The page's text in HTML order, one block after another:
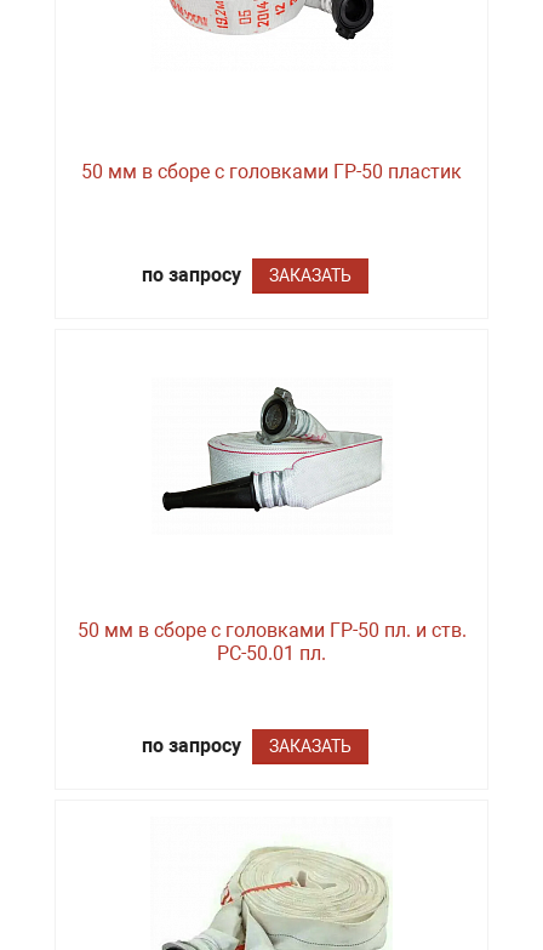
50 мм в сборе с головками ГР-50 пластик
по запросу ЗАКАЗАТЬ
50 мм в сборе с головками ГР-50 пл. и ств.
РС-50.01 пл.
по запросу ЗАКАЗАТЬ